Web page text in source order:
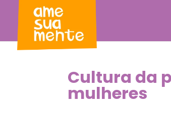
Cultura da
mulheres